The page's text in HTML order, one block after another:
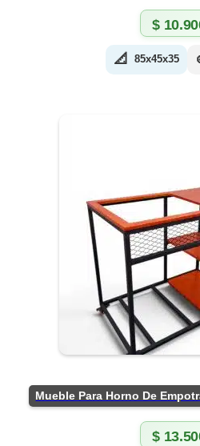
$
📐 85x45x35
$